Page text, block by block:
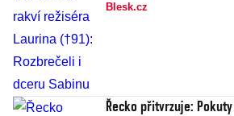
Blesk.cz
Řecko přitvrzuje: